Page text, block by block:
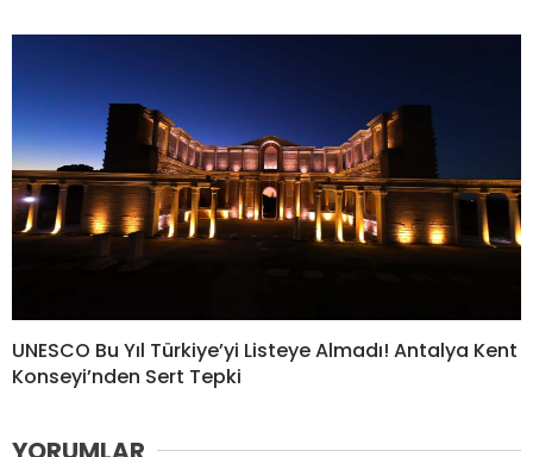
UNESCO Bu Yıl Türkiye’yi Listeye Almadı! Antalya Kent
Konseyi’nden Sert Tepki